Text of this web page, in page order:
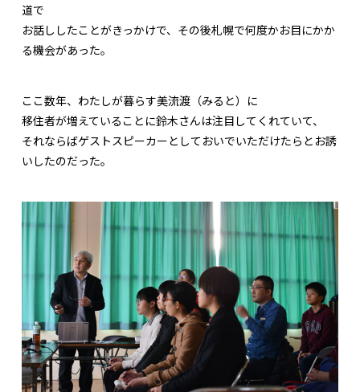
道で
お話ししたことがきっかけで、その後札幌で何度かお目にかか
る機会があった。
ここ数年、わたしが暮らす美流渡（みると）に
移住者が増えていることに鈴木さんは注目してくれていて、
それならばゲストスピーカーとしておいでいただけたらとお誘
いしたのだった。